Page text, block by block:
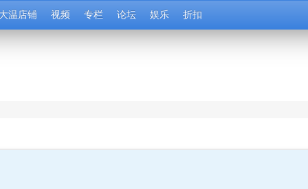
温店铺 视频 专栏 论坛 娱乐 折扣